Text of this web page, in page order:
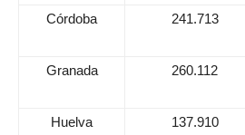
Córdoba 241.713
Granada 260.112
Huelva 137.910